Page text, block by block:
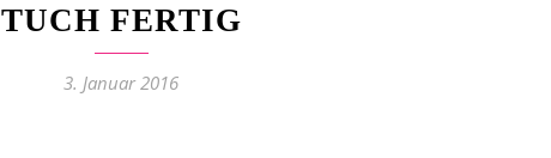
TUCH FERTIG
3. Januar 2016